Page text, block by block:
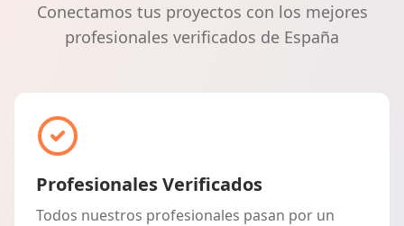
Conectamos tus proyectos con los mejores
profesionales verificados de España
Profesionales Verificados
Todos nuestros profesionales pasan por un